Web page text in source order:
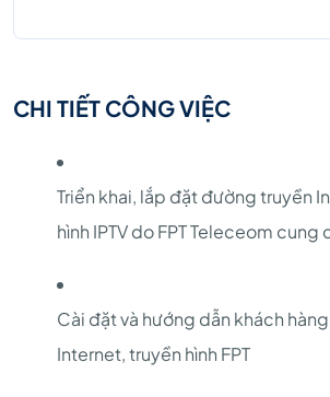
CHI TIẾT CÔNG VIỆC
Triển khai, lắp đặt đường truyền
hình IPTV do FPT Teleceom cung
Cài đặt và hướng dẫn khách
Internet, truyền hình FPT